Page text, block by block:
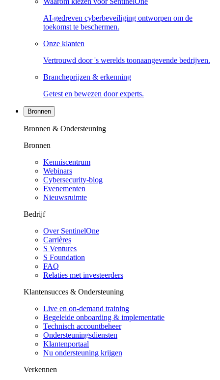
AI-gedreven cyberbeveiliging ontworpen om de
toekomst te beschermen.
Onze klanten
Vertrouwd door 's werelds toonaangevende bedrijven.
Brancheprijzen & erkenning
Getest en bewezen door experts.
Bronnen
Bronnen & Ondersteuning
Bronnen
Kenniscentrum
Webinars
Cybersecurity-blog
Evenementen
Nieuwsruimte
Bedrijf
Over SentinelOne
Carrières
S Ventures
S Foundation
FAQ
Relaties met investeerders
Klantensucces & Ondersteuning
Live en on-demand training
Begeleide onboarding & implementatie
Technisch accountbeheer
Ondersteuningsdiensten
Klantenportaal
Nu ondersteuning krijgen
Verkennen